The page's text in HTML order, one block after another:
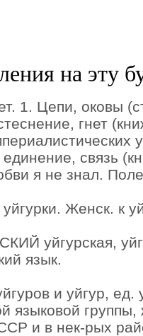
на эту
1. Цепи, оковы
гнет
единение, связь
я не знал.
Женск. к
уйгурская,
язык.
и уйгур, ед.
языковой
и в нек-рых